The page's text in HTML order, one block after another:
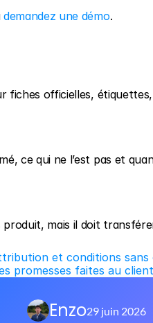
demandez une démo.
fiches officielles,
ce qui ne l’est pas et
mais il doit
et conditions
promesses faites au client
Enzo29 juin 2026